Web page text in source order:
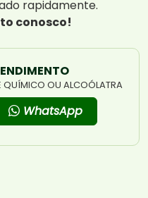
rapidamente.
conosco!
QUÍMICO OU ALCOÓLATRA
WhatsApp